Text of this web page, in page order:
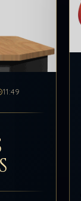
11:49